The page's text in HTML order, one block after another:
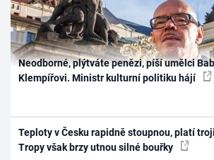
Neodborné, plýtváte penězi, píší umělci
Klempířovi. Ministr kulturní politiku hájí
Teploty v Česku rapidně stoupnou, platí
Tropy však brzy utnou silné bouřky